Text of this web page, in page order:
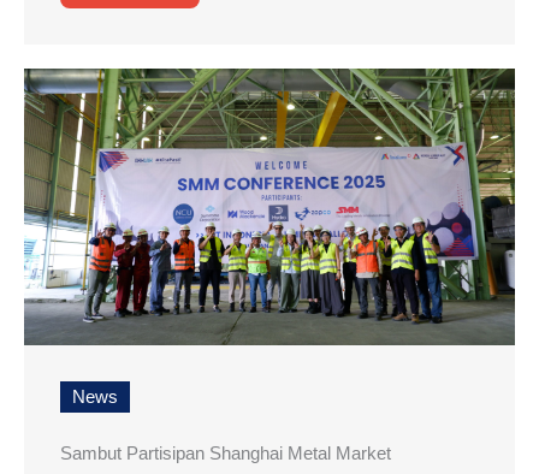
News
Sambut Partisipan Shanghai Metal Market